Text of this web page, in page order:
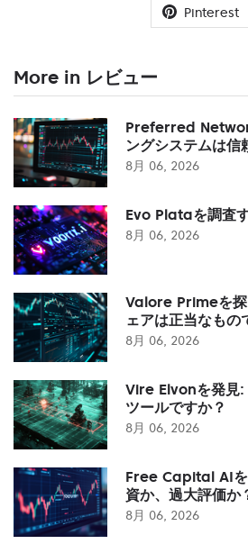
Pinterest
More in レビュー
Preferred
ングシステムは信
8月 06, 2026
Evo Plataを調査
8月 06, 2026
Valore Primeを探
ェアは正当なもの
8月 06, 2026
Vire Elvonを発見:
ツールですか？
8月 06, 2026
Free Capital AIを
資か、過大評価か
8月 06, 2026